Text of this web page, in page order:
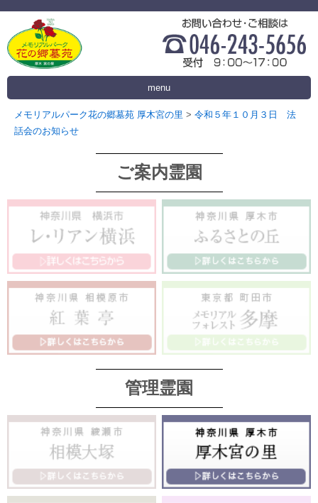
menu
メモリアルパーク花の郷墓苑 厚木宮の里 > 令和５年１０月３日 法
話会のお知らせ
ご案内霊園
管理霊園